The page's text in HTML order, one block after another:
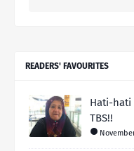
READERS' FAVOURITES
Hati-hati
TBS!!